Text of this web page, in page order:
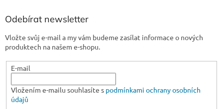
Odebírat newsletter
Vložte svůj e-mail a my vám budeme zasílat informace o nových
produktech na našem e-shopu.
E-mail
Vložením e-mailu souhlasíte s podmínkami ochrany osobních
údajů